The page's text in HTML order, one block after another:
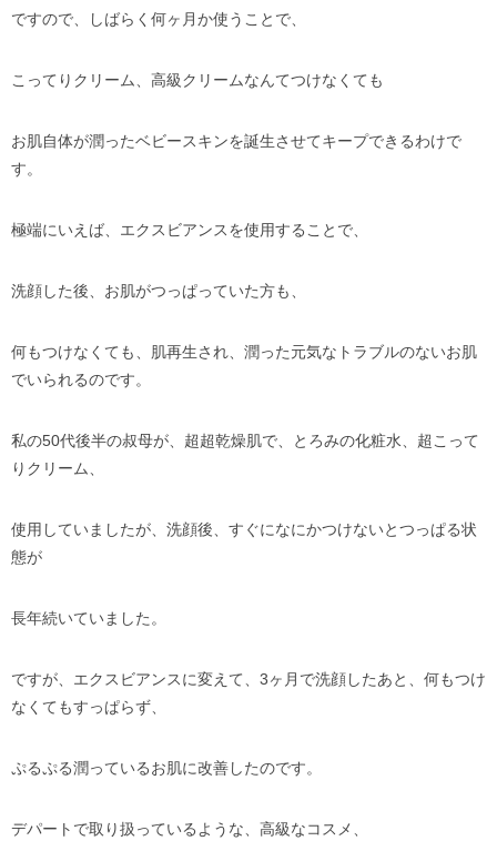
ですので、しばらく何ヶ月か使うことで、
こってりクリーム、高級クリームなんてつけなくても
お肌自体が潤ったベビースキンを誕生させてキープできるわけで
す。
極端にいえば、エクスビアンスを使用することで、
洗顔した後、お肌がつっぱっていた方も、
何もつけなくても、肌再生され、潤った元気なトラブルのないお肌
でいられるのです。
私の50代後半の叔母が、超超乾燥肌で、とろみの化粧水、超こって
りクリーム、
使用していましたが、洗顔後、すぐになにかつけないとつっぱる状
態が
長年続いていました。
ですが、エクスビアンスに変えて、3ヶ月で洗顔したあと、何もつけ
なくてもすっぱらず、
ぷるぷる潤っているお肌に改善したのです。
デパートで取り扱っているような、高級なコスメ、